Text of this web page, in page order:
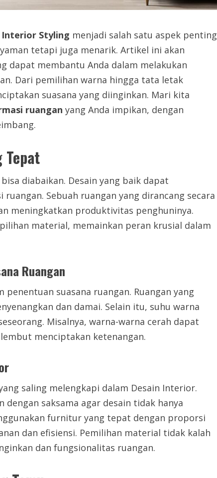
Interior Styling menjadi salah satu aspek penting
tetapi juga menarik. Artikel ini akan
dapat membantu Anda dalam melakukan
Dari pemilihan warna hingga tata letak
suasana yang diinginkan. Mari kita
ruangan yang Anda impikan, dengan
diabaikan. Desain yang baik dapat
Sebuah ruangan yang dirancang secara
meningkatkan produktivitas penghuninya.
material, memainkan peran krusial dalam
Ruangan
penentuan suasana ruangan. Ruangan yang
dan damai. Selain itu, suhu warna
Misalnya, warna-warna cerah dapat
menciptakan ketenangan.
saling melengkapi dalam Desain Interior.
saksama agar desain tidak hanya
furnitur yang tepat dengan proporsi
dan efisiensi. Pemilihan material tidak kalah
dan fungsionalitas ruangan.